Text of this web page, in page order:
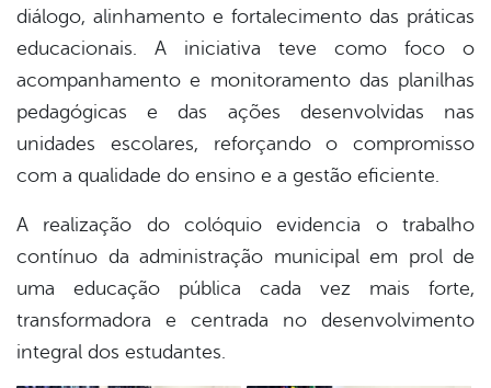
diálogo, alinhamento e fortalecimento das práticas
educacionais. A iniciativa teve como foco o
acompanhamento e monitoramento das planilhas
pedagógicas e das ações desenvolvidas nas
unidades escolares, reforçando o compromisso
com a qualidade do ensino e a gestão eficiente.
A realização do colóquio evidencia o trabalho
contínuo da administração municipal em prol de
uma educação pública cada vez mais forte,
transformadora e centrada no desenvolvimento
integral dos estudantes.